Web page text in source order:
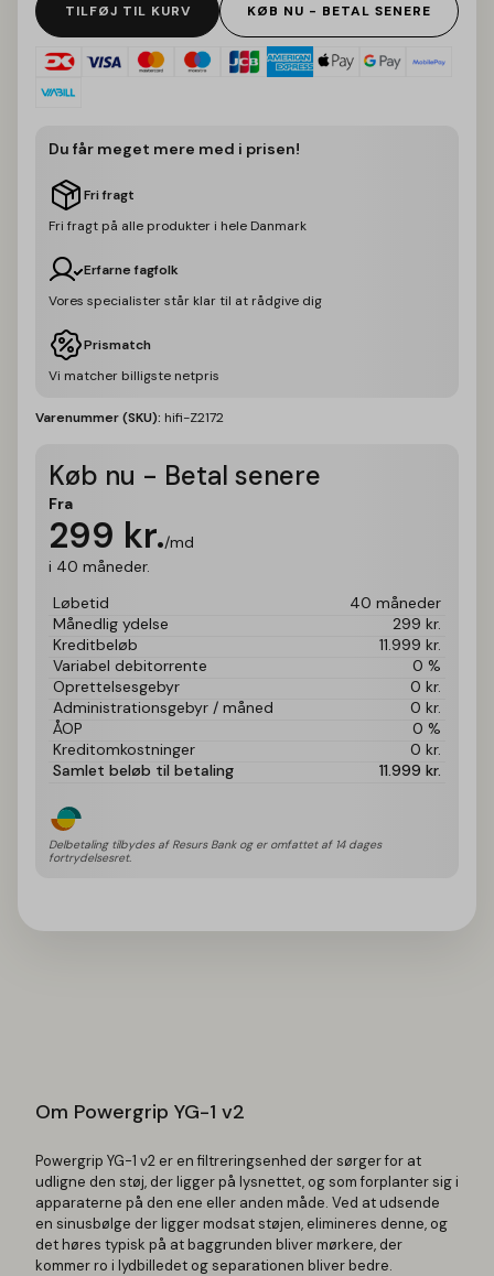
TILFØJ TIL KURV KØB NU - BETAL SENERE
Du får meget mere med i prisen!
Fri fragt
Fri fragt på alle produkter i hele Danmark
Erfarne fagfolk
Vores specialister står klar til at rådgive dig
Prismatch
Vi matcher billigste netpris
Varenummer (SKU): hifi-Z2172
Køb nu - Betal senere
Fra
299 kr./md
i 40 måneder.
Delbetaling tilbydes af Resurs Bank og er omfattet af 14 dages
fortrydelsesret.
Løbetid
40 måneder
Månedlig ydelse
299 kr.
Kreditbeløb
11.999 kr.
Variabel debitorrente
0 %
Oprettelsesgebyr
0 kr.
Administrationsgebyr / måned
0 kr.
ÅOP
0 %
Kreditomkostninger
0 kr.
Samlet beløb til betaling
11.999 kr.
Powergrip YG-1 v2
Powergrip YG-1 v2 er en filtreringsenhed der sørger for at
udligne den støj, der ligger på lysnettet, og som forplanter sig i
apparaterne på den ene eller anden måde. Ved at udsende
en sinusbølge der ligger modsat støjen, elimineres denne, og
det høres typisk på at baggrunden bliver mørkere, der
kommer ro i lydbilledet og separationen bliver bedre.